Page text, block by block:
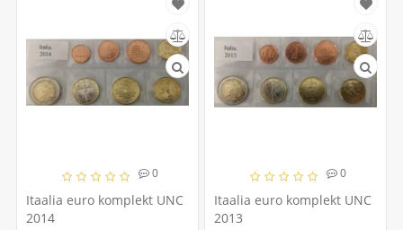
0
Itaalia euro komplekt UNC
2014
0
Itaalia euro komplekt UNC
2013